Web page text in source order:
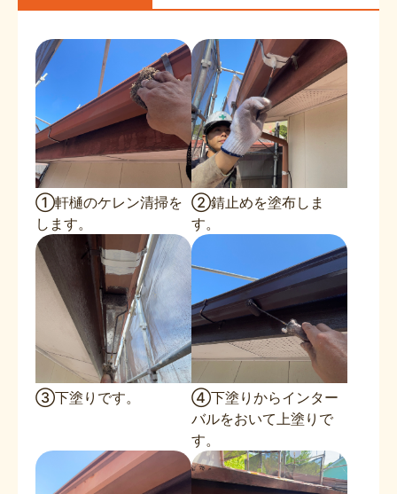
①軒樋のケレン清掃を
します。
②錆止めを塗布しま
す。
③下塗りです。
④下塗りからインター
バルをおいて上塗りで
す。